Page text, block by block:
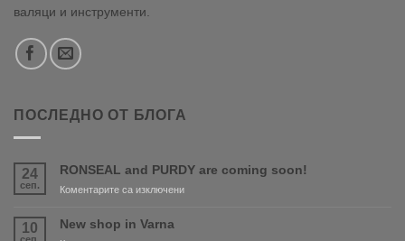
валяци и инструменти.
ПОСЛЕДНО ОТ БЛОГА
24
сеп.
RONSEAL and PURDY are coming soon!
Коментарите са изключениза
10
сеп.
New shop in Varna